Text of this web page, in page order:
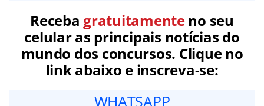
Receba gratuitamenteno seu
celular as principais notícias do
mundo dos concursos. Clique no
link abaixo e inscreva-se:
WHATSAPP